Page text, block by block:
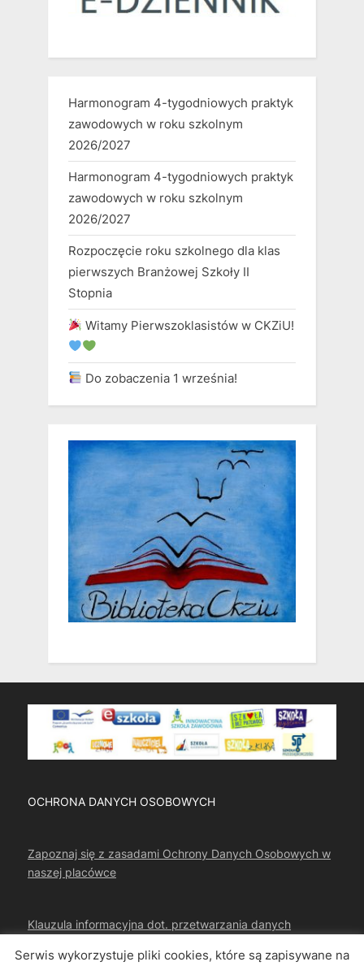
Harmonogram 4-tygodniowych praktyk
zawodowych w roku szkolnym
2026/2027
Harmonogram 4-tygodniowych praktyk
zawodowych w roku szkolnym
2026/2027
Rozpoczęcie roku szkolnego dla klas
pierwszych Branżowej Szkoły II
Stopnia
Witamy Pierwszoklasistów w CKZiU!
Do zobaczenia 1 września!
OCHRONA DANYCH OSOBOWYCH
Zapoznaj się z zasadami Ochrony Danych Osobowych w
naszej placówce
Klauzula informacyjna dot. przetwarzania danych
Serwis wykorzystuje pliki cookies, które są zapisywane na